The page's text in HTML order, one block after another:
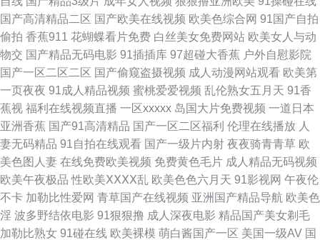
亚洲精品又粗又大又爽A片 免费无码又爽又刺激A片软 波多野洁衣 日韩一级
婬片a级 精品久久88 中文字幕视频专区 日韩欧美性爱 国产精品综合一区 亚
洲自拍 麻豆性爱视频 91黑丝网站 欧美日韩瑟瑟 肏屄网站麻豆 日韩高清无码
一区二区三区 国产精品黄频在线观看 亚洲欧洲日产国码a 蜜桃91在线 91影
片 人人摸人人搞 东京热色影视 天天透天天干 国产日韩精品欧美区喷 91绿帽
视频免费在线观看 日本久久精品视频一区 国产精品影视 欧美视频一区在 白
浆国产91 神马电影免费版高清电影 国产亚洲精品国 一区二区三区亚洲 欧美
国产高清精品二区 国产欧美在线视频 欧美色综合网 91国产自拍
偷拍 香蕉911 花蝴蝶看片免费 白丝美女免费网站 欧美女人与动
物交 国产精品无码电影 91插插库 97超碰大香蕉 户外自慰影院
国产一区二区二区 国产偷窥盗摄视频 成人动漫网站观看 欧美第
一页夜夜 91成人精品视频 蜜桃爱爱视频 乱伦熟女五月天 91香
蕉视 福利在线视频直播 一区xxxxx 岛国大片免费视频 一道日本
亚洲香蕉 国产91高清精品 国产一区二区福利 伦理在线播放 人
妻无码精品 91自拍在线观看 国产一级片内射 夜夜骑青青草 欧
美色图人妻 在线免费欧美视频 免费黄色毛片 成人精品无码视频
欧美午夜极品 性欧美ⅩⅩⅩⅩ乱 欧美色色六月天 91影视网 午夜伦
不卡 加勒比性爱网 青草国产在线视频 亚洲国产精品导航 欧美色
淫 波多野结依电影 91狠狠撸 成人深夜电影 精品国产美女剃毛
加勒比熟女 91碰在线 欧美裸模 萌白酱国产一区 美国一级AV 国